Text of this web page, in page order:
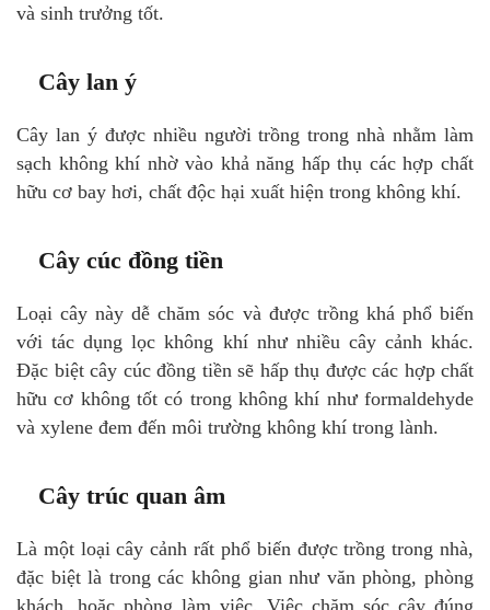
và sinh trưởng tốt.
Cây lan ý
Cây lan ý được nhiều người trồng trong nhà nhằm làm
sạch không khí nhờ vào khả năng hấp thụ các hợp chất
hữu cơ bay hơi, chất độc hại xuất hiện trong không khí.
Cây cúc đồng tiền
Loại cây này dễ chăm sóc và được trồng khá phổ biến
với tác dụng lọc không khí như nhiều cây cảnh khác.
Đặc biệt cây cúc đồng tiền sẽ hấp thụ được các hợp chất
hữu cơ không tốt có trong không khí như formaldehyde
và xylene đem đến môi trường không khí trong lành.
Cây trúc quan âm
Là một loại cây cảnh rất phổ biến được trồng trong nhà,
đặc biệt là trong các không gian như văn phòng, phòng
khách, hoặc phòng làm việc. Việc chăm sóc cây đúng